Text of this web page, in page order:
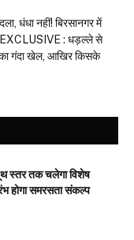
धंधा नहीं! बिरसानगर में
EXCLUSIVE : धड़ल्ले से
का गंदा खेल, आखिर किसके
स्तर तक चलेगा विशेष
होगा समरसता संकल्प